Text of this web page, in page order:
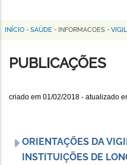
Horizonte
Trilha
de
INÍCIO - SAÚDE - INFORMACOES -
PUBLICAÇÕES
criado em 01/02/2018 - atualizado
ORIENTAÇÕES DA
INSTITUIÇÕES DE